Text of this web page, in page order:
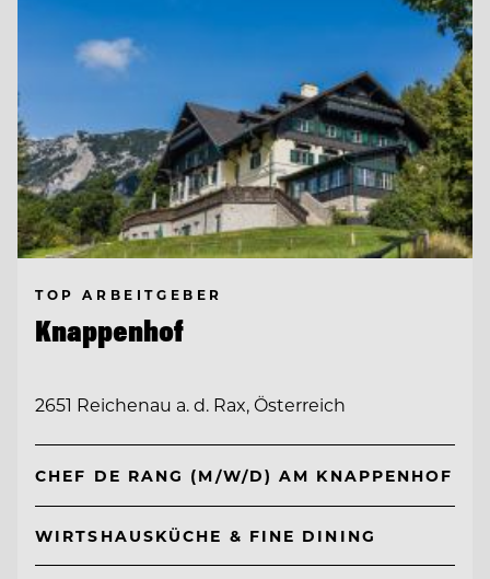
TOP ARBEITGEBER
Knappenhof
2651 Reichenau a. d. Rax, Österreich
CHEF DE RANG (M/W/D) AM KNAPPENHOF
WIRTSHAUSKÜCHE & FINE DINING